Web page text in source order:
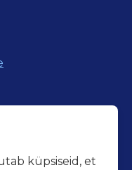
küpsiseid, et